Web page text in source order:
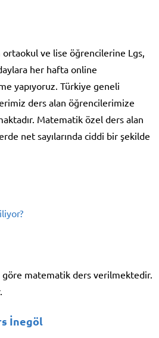
ve lise öğrencilerine Lgs,
her hafta online
yapıyoruz. Türkiye geneli
ders alan öğrencilerimize
Matematik özel ders alan
net sayılarında ciddi bir şekilde
göre matematik ders verilmektedir.
İnegöl